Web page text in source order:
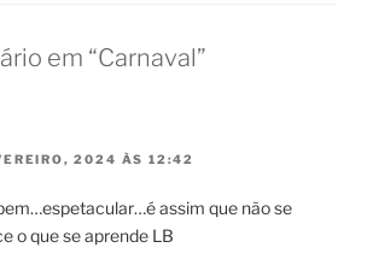
em “Carnaval”
2024 ÀS 12:42
assim que não se
o que se aprende LB